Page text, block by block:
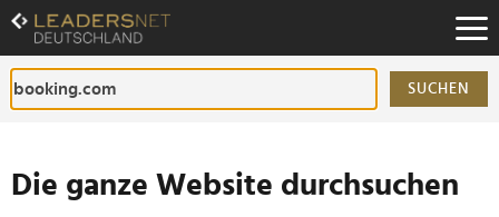
Zum
Inhalt
Zur
Fußzeilen-
Navigation
SUCHEN
Die ganze Website durchsuchen